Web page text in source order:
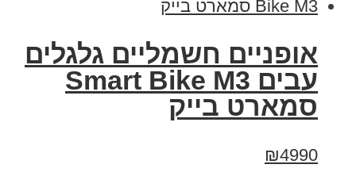
אופניים חשמליים גלגלים
עבים Smart Bike M3
סמארט בייק
₪4990